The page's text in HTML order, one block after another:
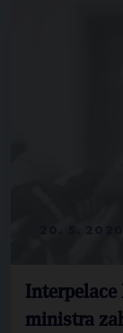
Interpelace
ministra